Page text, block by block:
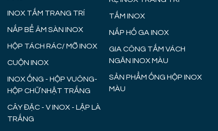
INOX TẤM TRANG TRÍ
NẮP BỂ ÂM SÀN INOX
HỘP TÁCH RÁC/ MỠ INOX
CUỘN INOX
INOX ỐNG - HỘP VUÔNG-
HỘP CHỮ NHẬT TRẮNG
CÂY ĐẶC - V INOX - LẬP LÀ
TRẮNG
TẤM INOX
NẮP HỐ GA INOX
GIA CÔNG TẤM VÁCH
NGĂN INOX MÀU
SẢN PHẨM ỐNG HỘP INOX
MÀU